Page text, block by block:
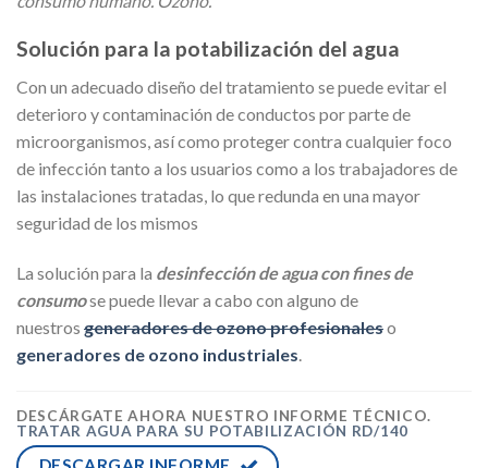
Solución para la potabilización del agua
Con un adecuado diseño del tratamiento se puede evitar el
deterioro y contaminación de conductos por parte de
microorganismos, así como proteger contra cualquier foco
de infección tanto a los usuarios como a los trabajadores de
las instalaciones tratadas, lo que redunda en una mayor
seguridad de los mismos
La solución para la desinfección de agua con fines de
consumose puede llevar a cabo con alguno de
nuestros generadores de ozono profesionaleso
generadores de ozono industriales.
DESCÁRGATE AHORA NUESTRO INFORME TÉCNICO.
TRATAR AGUA PARA SU POTABILIZACIÓN RD/140